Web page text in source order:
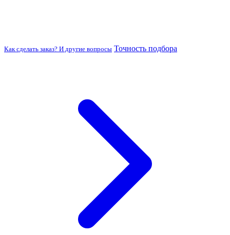
Как сделать заказ? И другие вопросы Точность подбора